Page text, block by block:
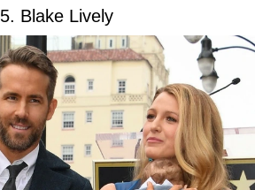
5. Blake Lively